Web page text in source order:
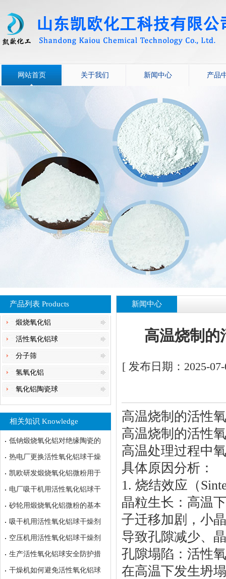
网站首页 关于我们 新闻中心 产品
产品列表 Products
煅烧氧化铝
活性氧化铝球
分子筛
氢氧化铝
氧化铝陶瓷球
相关知识 Knowledge
低钠煅烧氧化铝对绝缘陶瓷的
热电厂更换活性氧化铝球干燥
凯欧研发煅烧氧化铝微粉用于
电厂吸干机用活性氧化铝球干
砂轮用煅烧氧化铝微粉的基本
吸干机用活性氧化铝球干燥剂
空压机用活性氧化铝球干燥剂
生产活性氧化铝球安全防护措
干燥机如何避免活性氧化铝球
新闻中心
高温烧制的
[ 发布日期：2025-
高温烧制的活性
高温烧制的活性
高温处理过程中
具体原因分析：
1. 烧结效应（
晶粒生长：高温
子迁移加剧，小
导致孔隙减少、
孔隙塌陷：活性
在高温下发生坍